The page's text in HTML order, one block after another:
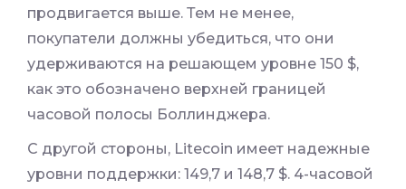
продвигается выше. Тем не менее,
покупатели должны убедиться, что они
удерживаются на решающем уровне 150 $,
как это обозначено верхней границей
часовой полосы Боллинджера.
С другой стороны, Litecoin имеет надежные
уровни поддержки: 149,7 и 148,7 $. 4-часовой